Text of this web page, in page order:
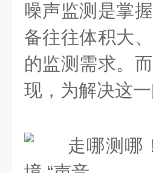
噪声监测是掌
备往往体积大
的监测需求。
现，为解决这